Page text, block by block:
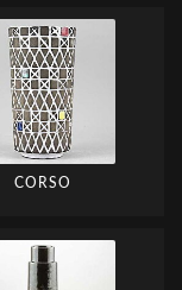
CORSO